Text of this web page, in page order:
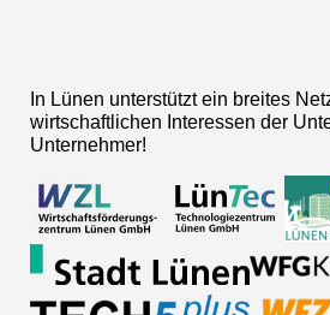
In Lünen unterstützt ein breites
wirtschaftlichen Interessen der
Unternehmer!